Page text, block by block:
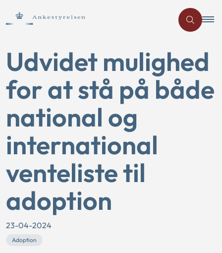
Udvidet mulighed
for at stå på både
national og
international
venteliste til
adoption
23-04-2024
Adoption